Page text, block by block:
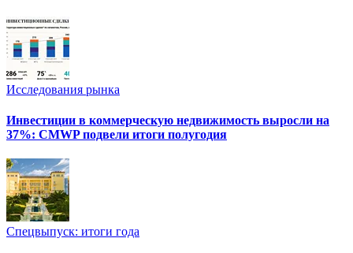
Исследования рынка
Инвестиции в коммерческую недвижимость выросли на
37%: CMWP подвели итоги полугодия
Спецвыпуск: итоги года